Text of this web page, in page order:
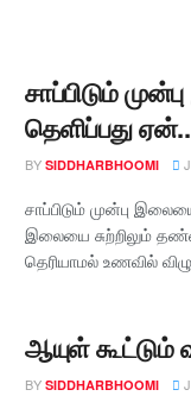
சாப்பிடும்
தெளிப்பது
BY SIDDHARBHOOMI
சாப்பிடும் முன்பு
இலையை சுற்றிலும்
தெரியாமல் உணவில்
ஆயுள் கூட்டும்
BY SIDDHARBHOOMI